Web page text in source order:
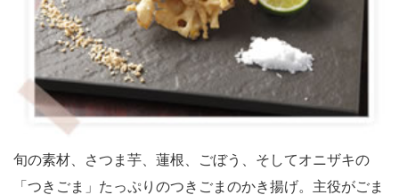
旬の素材、さつま芋、蓮根、ごぼう、そしてオニザキの
「つきごま」たっぷりのつきごまのかき揚げ。主役がごま